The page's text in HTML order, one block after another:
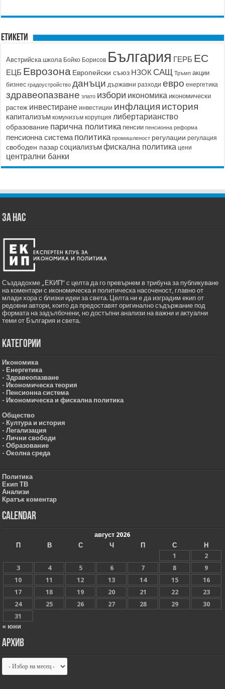
Етикети
Австрийска школа Бойко Борисов България ГЕРБ ЕС
ЕЦБ Еврозона Европейски съюз НЗОК САЩ Тръмп акции
бизнес градоустройство данъци държавни разходи евро енергетика
здравеопазване злато избори икономика икономически
растеж инвестиране инвестиции инфлация история
капитализъм комунизъм корупция либертарианство
образование парична политика пенсии пенсионна реформа
пенсионна система политика промишленост регулации регулация
свободен пазар социализъмфискална политика цени
централни банки
ЗА НАС
Създадохме „ЕКИП” с целта да го превърнем в трибуна за публикуване
на коментари с икономическа и политическа насоченост, главно от
млади хора с близки идеи за света. Целта ни е да изградим екип от
редовни автори, които да предоставят оригинално съдържание под
формата на задълбочени, но достъпни анализи на важни и актуални
теми от България и света.
Категории
Икономика
- Енергетика
- Здравеопазване
- Икономическа теория
- Пенсионна система
- Икономическа и фискална политика
Общество
- Култура и история
- Легализация
- Лични свободи
- Образование
- Околна среда
Политика
Екип ТВ
Анализи
Кратък коментар
Calendar
август 2026
П
В С Ч П С
Н
1
2
3
4 5 6 7 8
9
10
11 12 13 14 15
16
17
18 19 20 21 22
23
24
25 26 27 28 29
30
31
« юни
Архив
Архив